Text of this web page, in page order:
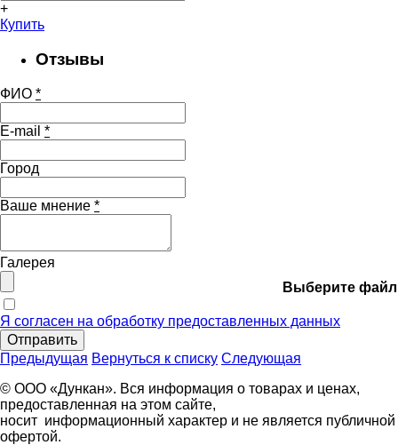
+
Купить
Отзывы
ФИО *
E-mail *
Город
Ваше мнение *
Галерея
Выберите файл
Я согласен на обработку предоставленных данных
Отправить
Предыдущая Вернуться к списку Следующая
© ООО «Дункан». Вся информация о товарах и ценах,
предоставленная на этом сайте,
носит информационный характер и не является публичной
офертой.